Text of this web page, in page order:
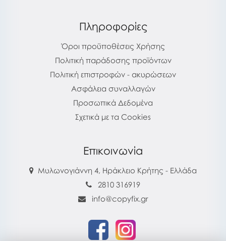
Πληροφορίες
Όροι προϋποθέσεις Χρήσης
Πολιτική παράδοσης προϊόντων
Πολιτική επιστροφών - ακυρώσεων
Ασφάλεια συναλλαγών
Προσωπικά Δεδομένα
Σχετικά με τα Cookies
Επικοινωνία
Μυλωνογιάννη 4, Ηράκλειο Κρήτης - Ελλάδα
2810 316919
info@copyfix.gr